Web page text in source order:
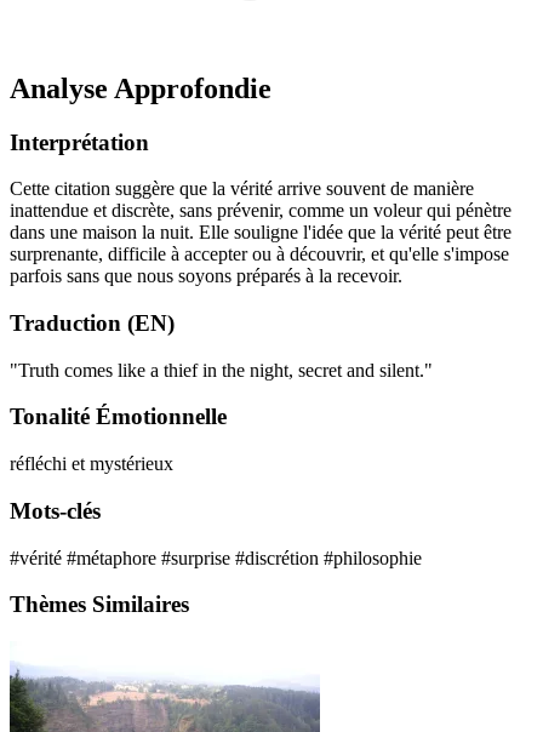
Analyse Approfondie
Interprétation
Cette citation suggère que la vérité arrive souvent de manière
inattendue et discrète, sans prévenir, comme un voleur qui pénètre
dans une maison la nuit. Elle souligne l'idée que la vérité peut être
surprenante, difficile à accepter ou à découvrir, et qu'elle s'impose
parfois sans que nous soyons préparés à la recevoir.
Traduction (EN)
"Truth comes like a thief in the night, secret and silent."
Tonalité Émotionnelle
réfléchi et mystérieux
Mots-clés
#vérité #métaphore #surprise #discrétion #philosophie
Thèmes Similaires